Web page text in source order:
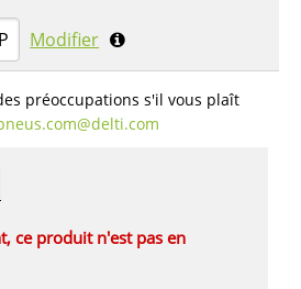
Modifier
préoccupations s'il vous plaît
ce produit n'est pas en